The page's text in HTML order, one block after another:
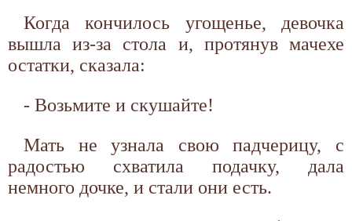
Когда кончилось угощенье, девочка
вышла из-за стола и, протянув мачехе
остатки, сказала:
- Возьмите и скушайте!
Мать не узнала свою падчерицу, с
радостью схватила подачку, дала
немного дочке, и стали они есть.